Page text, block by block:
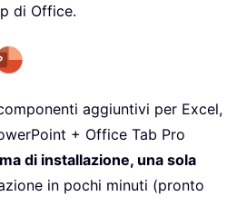
di Office.
aggiuntivi per Excel,
+ Office Tab Pro
di installazione, una sola
in pochi minuti (pronto